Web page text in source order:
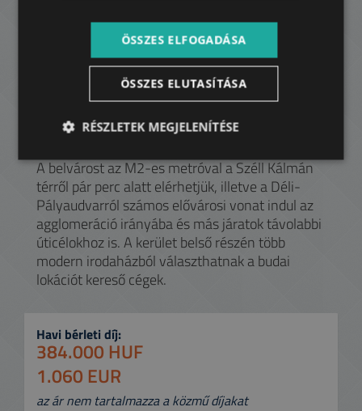
minden évszakban a családok kedvence. János-
hegy nem csak az Erzsébet-kilátó miatt
népszerű, innen indul a Zugligeti Libegő is. Egy
kis kitérővel a Budakeszi Vadaspark is könnyen
elérhető. Akik a kerület belsőbb részeiben
keresnek zöld területet, a Városmajor és a
Vérmező várja őket.
A belvárost az M2-es metróval a Széll Kálmán
térről pár perc alatt elérhetjük, illetve a Déli-
Pályaudvarról számos elővárosi vonat indul az
agglomeráció irányába és más járatok távolabbi
úticélokhoz is. A kerület belső részén több
modern irodaházból választhatnak a budai
lokációt kereső cégek.
Havi bérleti díj:
384.000 HUF
1.060 EUR
az ár nem tartalmazza a közmű díjakat
ÖSSZES ELFOGADÁSA
ÖSSZES ELUTASÍTÁSA
RÉSZLETEK MEGJELENÍTÉSE